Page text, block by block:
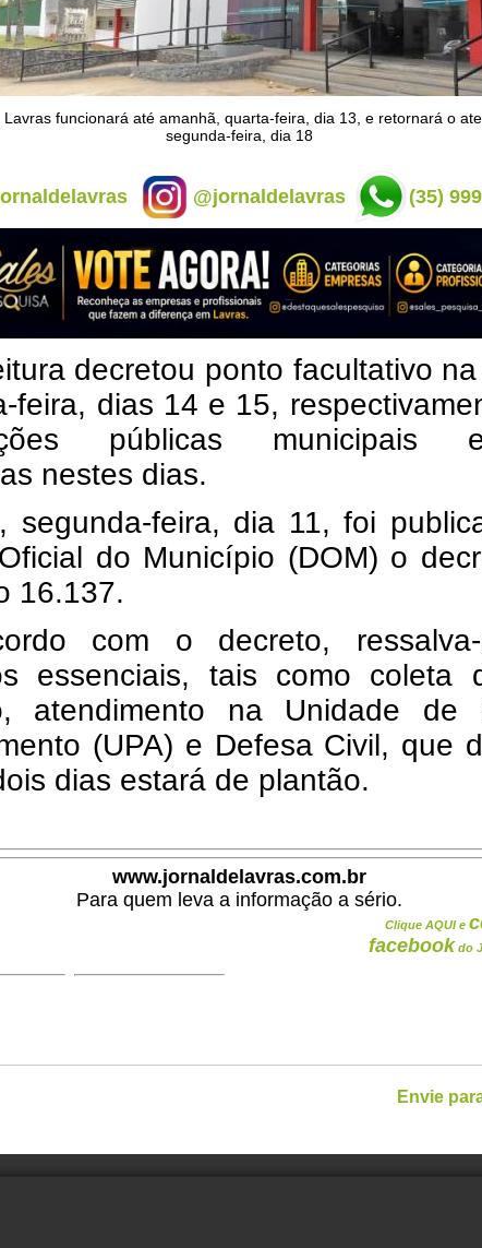
Lavras funcionará até amanhã, quarta-feira, dia 13, e retornará o
segunda-feira, dia 18
@jornaldelavras (35)
decretou ponto facultativo
feira, dias 14 e 15,
públicas municipais
nestes dias.
segunda-feira, dia 11, foi
do Município (DOM) o
16.137.
com o decreto,
essenciais, tais como coleta
atendimento na Unidade de
(UPA) e Defesa Civil, que
dias estará de plantão.
www.jornaldelavras.com.br
Para quem leva a informação a sério.
Clique AQUI e
facebook do
Envie